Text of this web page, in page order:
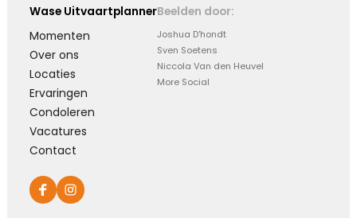
Wase Uitvaartplanner
Momenten
Over ons
Locaties
Ervaringen
Condoleren
Vacatures
Contact
Beelden door:
Joshua D'hondt
Sven Soetens
Niccola Van den Heuvel
More Social